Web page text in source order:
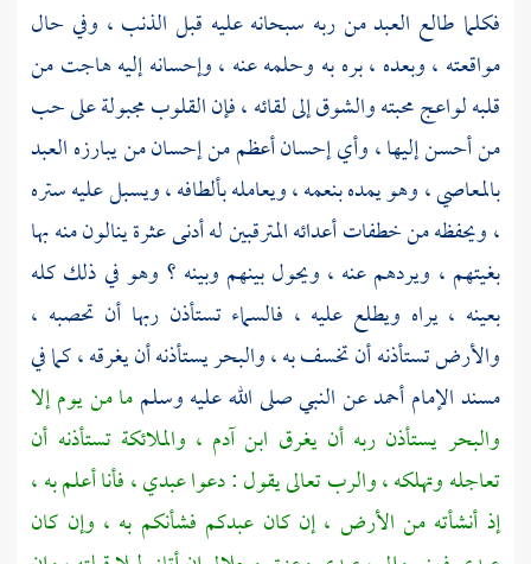
فكلما طالع العبد من ربه سبحانه عليه قبل الذنب ، وفي حال
مواقعته ، وبعده ، بره به وحلمه عنه ، وإحسانه إليه هاجت من
قلبه لواعج محبته والشوق إلى لقائه ، فإن القلوب مجبولة على حب
من أحسن إليها ، وأي إحسان أعظم من إحسان من يبارزه العبد
بالمعاصي ، وهو يمده بنعمه ، ويعامله بألطافه ، ويسبل عليه ستره
، ويحفظه من خطفات أعدائه المترقبين له أدنى عثرة ينالون منه بها
بغيتهم ، ويردهم عنه ، ويحول بينهم وبينه ؟ وهو في ذلك كله
بعينه ، يراه ويطلع عليه ، فالسماء تستأذن ربها أن تحصبه ،
والأرض تستأذنه أن تخسف به ، والبحر يستأذنه أن يغرقه ، كما في
مسند الإمامأحمدعن النبي صلى الله عليه وسلمما من يوم إلا
والبحر يستأذن ربه أن يغرق ابن آدم ، والملائكة تستأذنه أن
تعاجله وتهلكه ، والرب تعالى يقول : دعوا عبدي ، فأنا أعلم به ،
إذ أنشأته من الأرض ، إن كان عبدكم فشأنكم به ، وإن كان